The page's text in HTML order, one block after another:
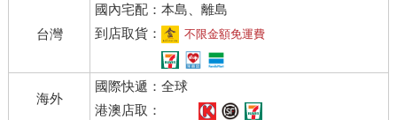
小言編輯，還記得我之前告訴過你的怪談「鬱金香大飯店十九
樓」嗎？
你一定想不到⋯⋯我現在人就在裡面！這可是絕無僅有、親自與
怪談接觸的機會！我打算在裡面待個幾天，到時再把拍到的照片
跟影片傳給你，你不是要做怪談企劃？這肯定能幫到你的忙！所
以⋯⋯
台灣
國內宅配：本島、離島
到店取貨：
不限金額免運費
海外
國際快遞：全球
港澳店取：